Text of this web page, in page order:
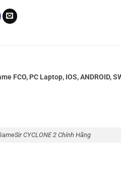
FCO, PC Laptop, IOS, ANDROID,
CYCLONE 2 Chính Hãng